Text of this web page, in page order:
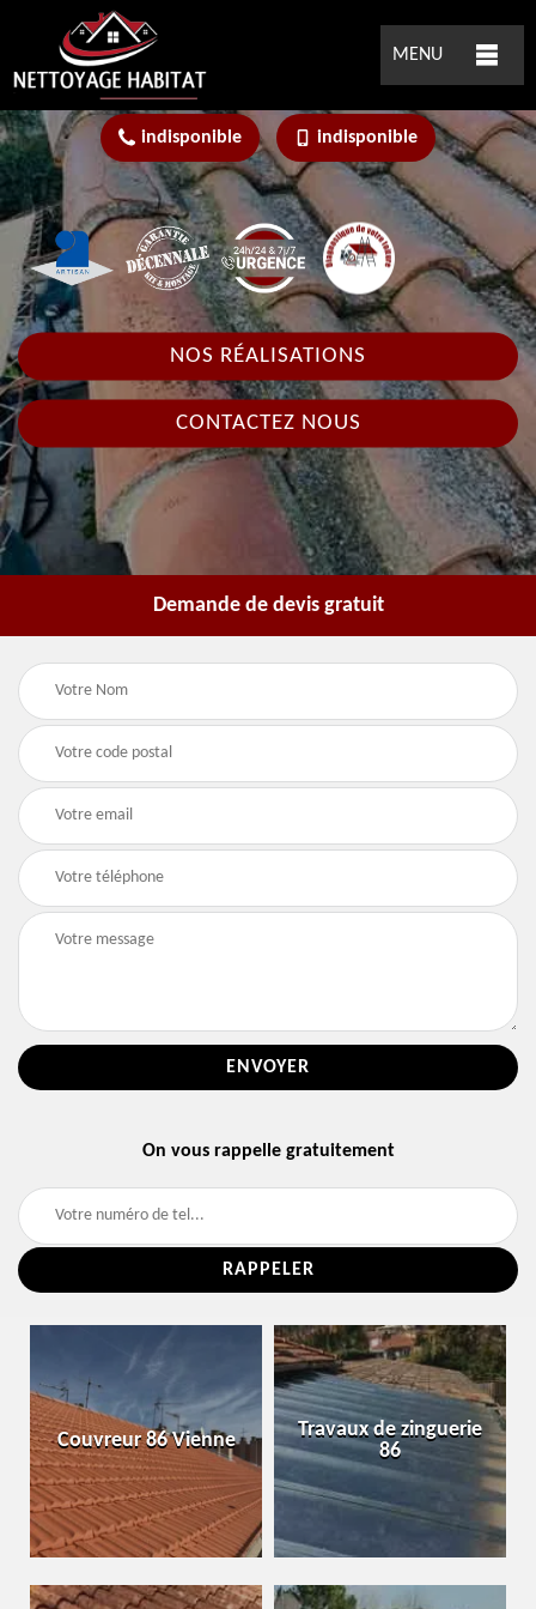
MENU
indisponible indisponible
NOS RÉALISATIONS
CONTACTEZ NOUS
Demande de devis gratuit
On vous rappelle gratuitement
Couvreur 86 Vienne
Travaux de zinguerie
86